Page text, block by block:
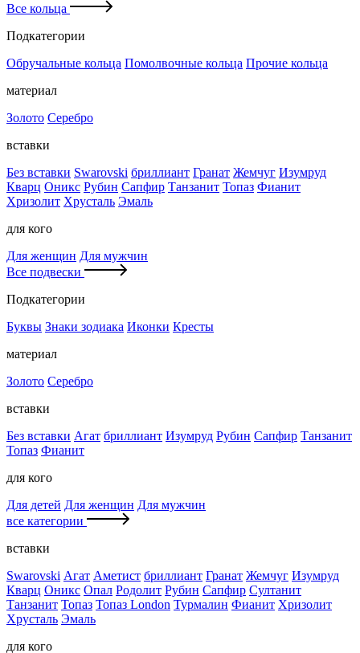
Все кольца
Подкатегории
Обручальные кольца Помолвочные кольца Прочие кольца
материал
Золото Серебро
вставки
Без вставки Swarovski бриллиант Гранат Жемчуг Изумруд
Кварц Оникс Рубин Сапфир Танзанит Топаз Фианит
Хризолит Хрусталь Эмаль
для кого
Для женщин Для мужчин
Все подвески
Подкатегории
Буквы Знаки зодиака Иконки Кресты
материал
Золото Серебро
вставки
Без вставки Агат бриллиант Изумруд Рубин Сапфир Танзанит
Топаз Фианит
для кого
Для детей Для женщин Для мужчин
все категории
вставки
Swarovski Агат Аметист бриллиант Гранат Жемчуг Изумруд
Кварц Оникс Опал Родолит Рубин Сапфир Султанит
Танзанит Топаз Топаз London Турмалин Фианит Хризолит
Хрусталь Эмаль
для кого